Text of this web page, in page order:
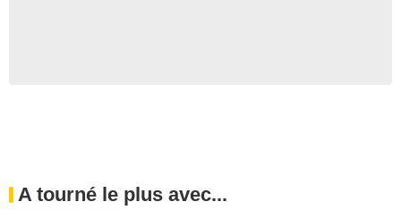
A tourné le plus avec...